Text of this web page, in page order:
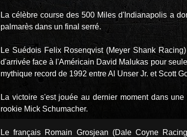
La célèbre course des 500 Miles d'Indianapolis a
palmarès dans un final serré.
Le Suédois Felix Rosenqvist (Meyer Shank
d'arrivée face à l'Américain David Malukas pour
mythique record de 1992 entre Al Unser Jr. et Scott
La victoire s'est jouée au dernier moment dans
rookie Mick Schumacher.
Le français Romain Grosjean (Dale Coyne